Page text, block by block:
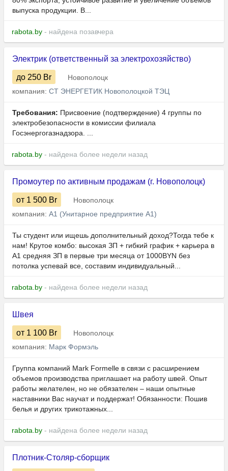
выпуска продукции. В...
rabota.by - найдена позавчера
Электрик (ответственный за электрохозяйство)
до 250 Br
Новополоцк
компания: СТ ЭНЕРГЕТИК Новополоцкой ТЭЦ
Требования: Присвоение (подтверждение) 4 группы по
электробезопасности в комиссии филиала
Госэнергогазнадзора. ...
rabota.by - найдена более недели назад
Промоутер по активным продажам (г. Новополоцк)
от 1 500 Br
Новополоцк
компания: А1 (Унитарное предприятие А1)
Ты студент или ищешь дополнительный доход?Тогда тебе к
нам! Крутое комбо: высокая ЗП + гибкий график + карьера в
А1 средняя ЗП в первые три месяца от 1000BYN без
потолка успевай все, составим индивидуальный...
rabota.by - найдена более недели назад
Швея
от 1 100 Br
Новополоцк
компания: Марк Формэль
Группа компаний Mark Formelle в связи с расширением
объемов производства приглашает на работу швей. Опыт
работы желателен, но не обязателен – наши опытные
наставники Вас научат и поддержат! Обязанности: Пошив
белья и других трикотажных...
rabota.by - найдена более недели назад
Плотник-Столяр-сборщик